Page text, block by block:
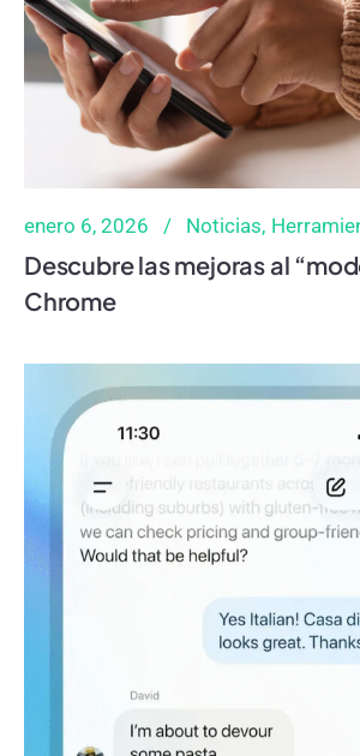
enero 6, 2026 Noticias
Descubre las mejoras al
Chrome